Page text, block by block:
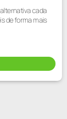
cada
de forma mais